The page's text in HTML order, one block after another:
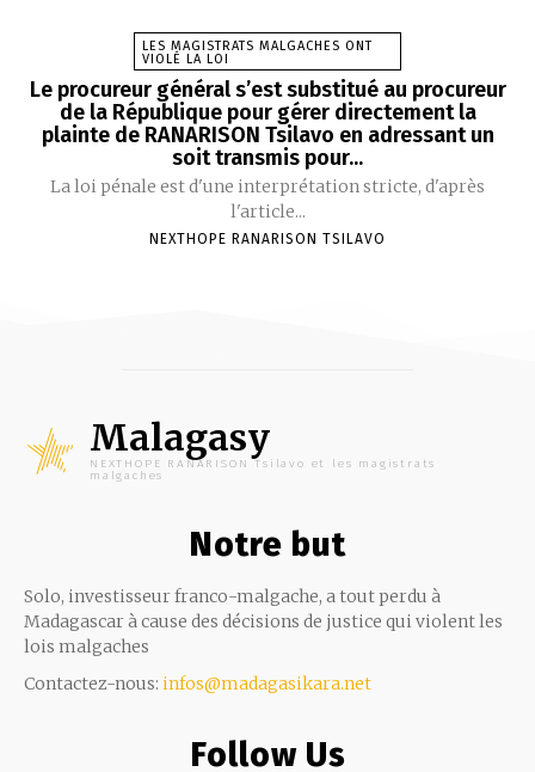
LES MAGISTRATS MALGACHES ONT
VIOLÉ LA LOI
Le procureur général s’est substitué au procureur
de la République pour gérer directement la
plainte de RANARISON Tsilavo en adressant un
soit transmis pour...
La loi pénale est d'une interprétation stricte, d'après
l'article...
NEXTHOPE RANARISON TSILAVO
Malagasy
NEXTHOPE RANARISON Tsilavo et les magistrats
malgaches
Notre but
Solo, investisseur franco-malgache, a tout perdu à
Madagascar à cause des décisions de justice qui violent les
lois malgaches
Contactez-nous: infos@madagasikara.net
Follow Us